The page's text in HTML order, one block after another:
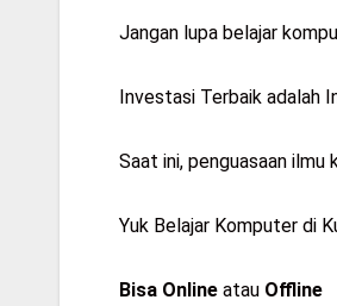
Jangan lupa belajar
Investasi Terbaik adalah
Saat ini, penguasaan
Yuk Belajar Komputer di
Bisa Online atau Offline